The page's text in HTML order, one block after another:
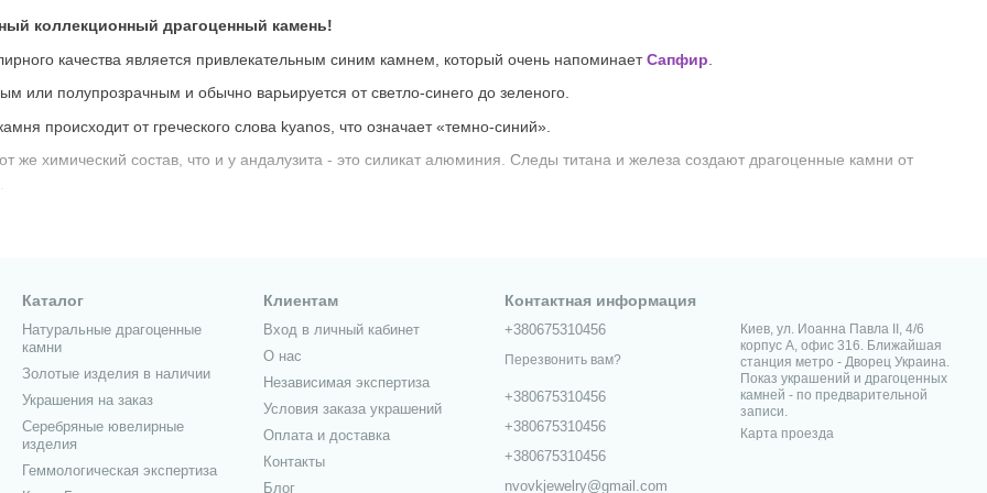
коллекционный драгоценный камень!
качества является привлекательным синим камнем, который очень напоминаетСапфир
или полупрозрачным и обычно варьируется от светло-синего до зеленого.
происходит от греческого слова kyanos, что означает «темно-синий».
же химический состав, что и у андалузита - это силикат алюминия. Следы титана и железа создают драгоценные камни от
кианита в разных направлениях. Самоцвет имеет около твердость 7 по Моосу через кристалл и около 5 по всей его
гранят для коллекционеров.
проявляет эффект кошачьего глаза, а некоторые драгоценные камни демонстрируют эффект изменения цвета от сине-зеленого
при дневном свете до красного или красновато-фиолетового при свете ламп накаливания.
Бразилия, Индия, Кения, Мьянма, Пакистан, Швейцария, США и Россия.
Каталог
Натуральные драгоценные
камни
Золотые изделия в наличии
Украшения на заказ
Серебряные ювелирные
изделия
Геммологическая экспертиза
Клиентам
Вход в личный кабинет
О нас
Независимая экспертиза
Условия заказа украшений
Оплата и доставка
Контакты
Блог
Контактная информация
+380675310456
Перезвонить вам?
+380675310456
+380675310456
+380675310456
nvovkjewelry@gmail.com
Киев, ул. Иоанна Павла II, 4/6
корпус А, офис 316. Ближайшая
станция метро - Дворец Украина.
Показ украшений и драгоценных
камней - по предварительной
записи.
Карта проезда